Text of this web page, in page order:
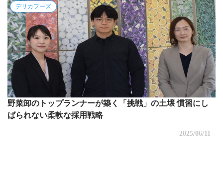
デリカフーズ
野菜卸のトップランナーが築く「挑戦」の土壌 慣習にし
ばられない柔軟な採用戦略
2025/06/11